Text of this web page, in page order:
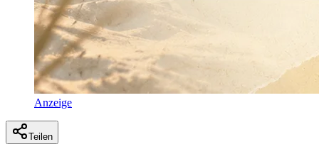
Anzeige
Teilen